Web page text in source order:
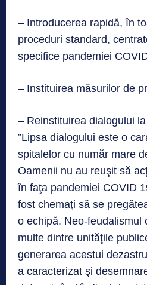
– Introducerea rapidă, în
proceduri standard,
specifice pandemiei
– Instituirea măsurilor de
– Reinstituirea dialogului
”Lipsa dialogului este o
spitalelor cu număr mare
Oamenii nu au reuşit să
în faţa pandemiei COVID
fost chemaţi să se
o echipă. Neo-feudalismul
multe dintre unităţile
generarea acestui
a caracterizat şi